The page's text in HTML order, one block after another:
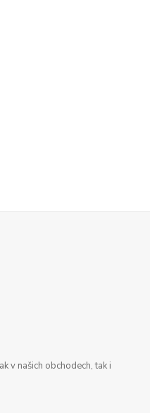
v našich obchodech, tak i